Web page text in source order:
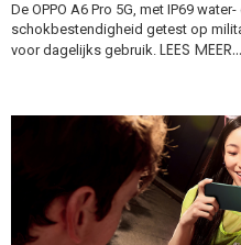
De OPPO A6 Pro 5G, met IP69
schokbestendigheid getest op
voor dagelijks gebruik. LEES MEER…